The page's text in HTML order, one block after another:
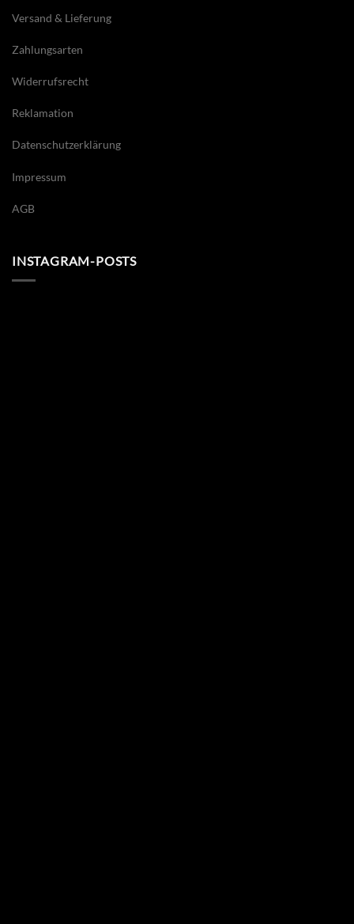
Versand & Lieferung
Zahlungsarten
Widerrufsrecht
Reklamation
Datenschutzerklärung
Impressum
AGB
INSTAGRAM-POSTS